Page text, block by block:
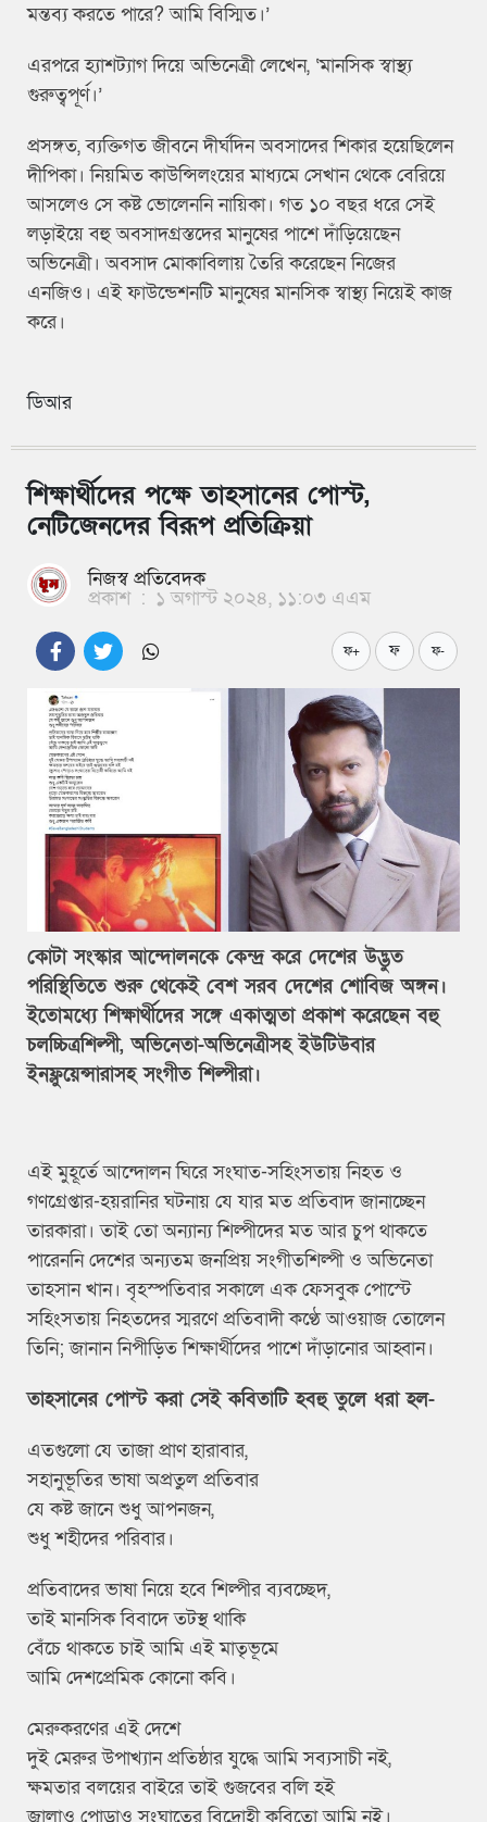
মন্তব্য করতে পারে? আমি বিস্মিত।’
এরপরে হ্যাশট্যাগ দিয়ে অভিনেত্রী লেখেন, ‘মানসিক স্বাস্থ্য
গুরুত্বপূর্ণ।’
প্রসঙ্গত, ব্যক্তিগত জীবনে দীর্ঘদিন অবসাদের শিকার হয়েছিলেন
দীপিকা। নিয়মিত কাউন্সিলংয়ের মাধ্যমে সেখান থেকে বেরিয়ে
আসলেও সে কষ্ট ভোলেননি নায়িকা। গত ১০ বছর ধরে সেই
লড়াইয়ে বহু অবসাদগ্রস্তদের মানুষের পাশে দাঁড়িয়েছেন
অভিনেত্রী। অবসাদ মোকাবিলায় তৈরি করেছেন নিজের
এনজিও। এই ফাউন্ডেশনটি মানুষের মানসিক স্বাস্থ্য নিয়েই কাজ
করে।
ডিআর
শিক্ষার্থীদের পক্ষে তাহসানের পোস্ট,
নেটিজেনদের বিরূপ প্রতিক্রিয়া
নিজস্ব প্রতিবেদক
প্রকাশ : ১ অগাস্ট ২০২৪, ১১:০৩ এএম
ফ+ ফ ফ-
কোটা সংস্কার আন্দোলনকে কেন্দ্র করে দেশের উদ্ভুত
পরিস্থিতিতে শুরু থেকেই বেশ সরব দেশের শোবিজ অঙ্গন।
ইতোমধ্যে শিক্ষার্থীদের সঙ্গে একাত্মতা প্রকাশ করেছেন বহু
চলচ্চিত্রশিল্পী, অভিনেতা-অভিনেত্রীসহ ইউটিউবার
ইনফ্লুয়েন্সারাসহ সংগীত শিল্পীরা।
এই মুহূর্তে আন্দোলন ঘিরে সংঘাত-সহিংসতায় নিহত ও
গণগ্রেপ্তার-হয়রানির ঘটনায় যে যার মত প্রতিবাদ জানাচ্ছেন
তারকারা। তাই তো অন্যান্য শিল্পীদের মত আর চুপ থাকতে
পারেননি দেশের অন্যতম জনপ্রিয় সংগীতশিল্পী ও অভিনেতা
তাহসান খান। বৃহস্পতিবার সকালে এক ফেসবুক পোস্টে
সহিংসতায় নিহতদের স্মরণে প্রতিবাদী কণ্ঠে আওয়াজ তোলেন
তিনি; জানান নিপীড়িত শিক্ষার্থীদের পাশে দাঁড়ানোর আহ্বান।
তাহসানের পোস্ট করা সেই কবিতাটি হবহু তুলে ধরা হল-
এতগুলো যে তাজা প্রাণ হারাবার,
সহানুভূতির ভাষা অপ্রতুল প্রতিবার
যে কষ্ট জানে শুধু আপনজন,
শুধু শহীদের পরিবার।
প্রতিবাদের ভাষা নিয়ে হবে শিল্পীর ব্যবচ্ছেদ,
তাই মানসিক বিবাদে তটস্থ থাকি
বেঁচে থাকতে চাই আমি এই মাতৃভূমে
আমি দেশপ্রেমিক কোনো কবি।
মেরুকরণের এই দেশে
দুই মেরুর উপাখ্যান প্রতিষ্ঠার যুদ্ধে আমি সব্যসাচী নই,
ক্ষমতার বলয়ের বাইরে তাই গুজবের বলি হই
জ্বালাও পোড়াও সংঘাতের বিদ্রোহী কবিতো আমি নই।